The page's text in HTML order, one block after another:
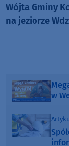
Wójta Gminy
na jeziorze
w